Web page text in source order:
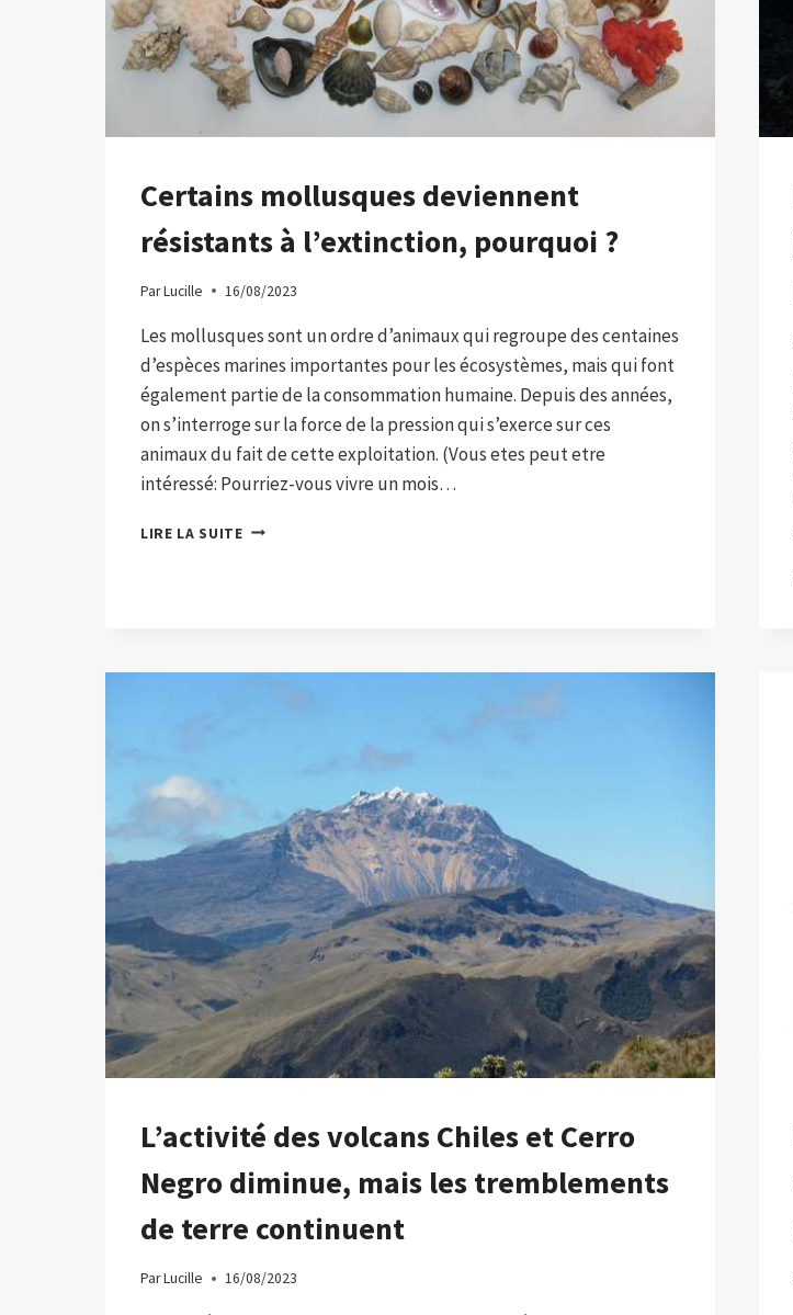
Certains mollusques deviennent
résistants à l’extinction, pourquoi ?
ParLucille 16/08/2023
Les mollusques sont un ordre d’animaux qui regroupe des centaines
d’espèces marines importantes pour les écosystèmes, mais qui font
également partie de la consommation humaine. Depuis des années,
on s’interroge sur la force de la pression qui s’exerce sur ces
animaux du fait de cette exploitation. (Vous etes peut etre
intéressé: Pourriez-vous vivre un mois…
LIRE LA SUITECERTAINS
L’activité des volcans Chiles et Cerro
Negro diminue, mais les tremblements
de terre continuent
ParLucille 16/08/2023